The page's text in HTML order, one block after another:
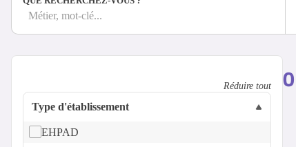
Métier, mot-clé...
0
Réduire tout
Type d'établissement
EHPAD